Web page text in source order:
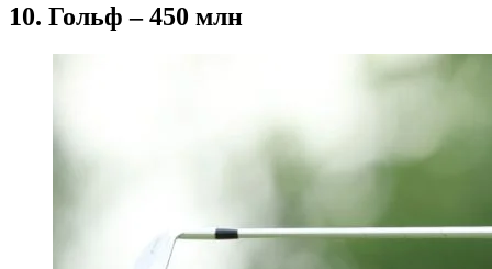
10. Гольф – 450 млн